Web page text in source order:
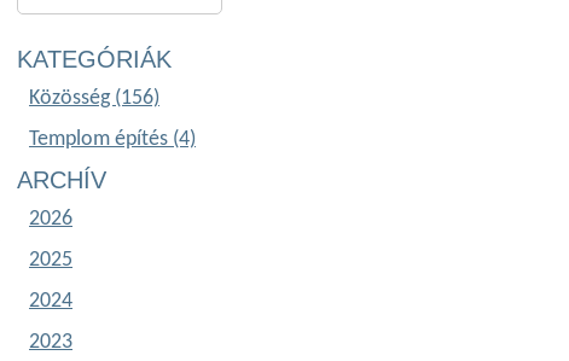
KATEGÓRIÁK
Közösség (156)
Templom építés (4)
ARCHÍV
2026
2025
2024
2023